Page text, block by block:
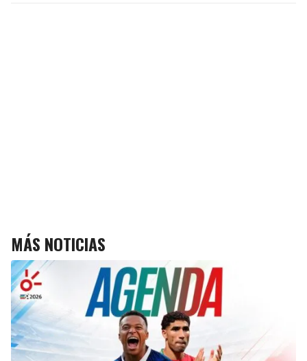
MÁS NOTICIAS